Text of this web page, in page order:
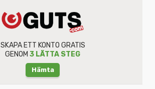
SKAPA ETT KONTO GRATIS
GENOM 3 LÄTTA STEG
Hämta